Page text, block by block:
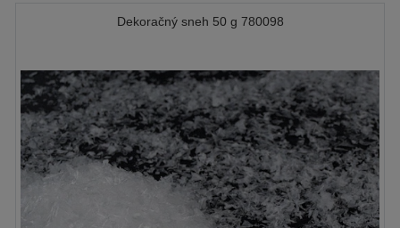
Dekoračný sneh 50 g 780098